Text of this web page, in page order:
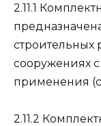
2.11.1
строительных
сооружениях
применения
2.11.2